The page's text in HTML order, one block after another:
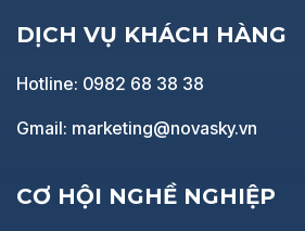
DỊCH VỤ KHÁCH HÀNG
Hotline: 0982 68 38 38
Gmail: marketing@novasky.vn
CƠ HỘI NGHỀ NGHIỆP